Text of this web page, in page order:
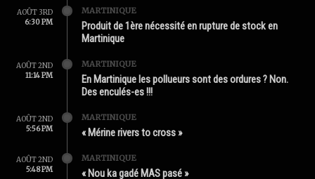
AOÛT 3RD
6:30 PM
MARTINIQUE
Produit de 1ère nécessité en rupture de stock en
Martinique
AOÛT 2ND
11:14 PM
MARTINIQUE
En Martinique les pollueurs sont des ordures ? Non.
Des enculés-es !!!
AOÛT 2ND
5:56 PM
MARTINIQUE
« Mérine rivers to cross »
AOÛT 2ND
5:48 PM
MARTINIQUE
« Nou ka gadé MAS pasé »